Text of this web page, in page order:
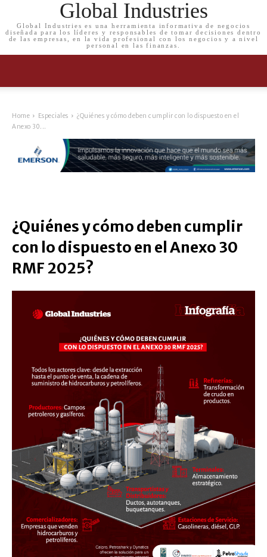
Global Industries
Global Industries es una herramienta informativa de negocios
diseñada para los líderes y responsables de tomar decisiones dentro
de las empresas, en la vida profesional con los negocios y a nivel
personal en las finanzas.
Home Especiales
¿Quiénes y cómo deben cumplir con lo dispuesto en el
Anexo 30...
¿Quiénes y cómo deben cumplir
con lo dispuesto en el Anexo 30
RMF 2025?